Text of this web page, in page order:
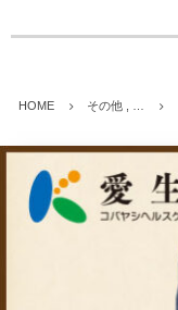
HOME その他 , …